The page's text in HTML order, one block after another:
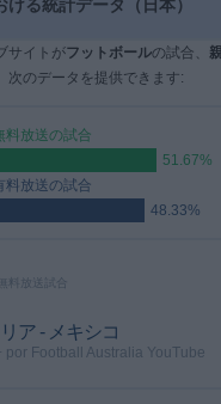
る統計データ（日本）
サイトがフットボールの試合、
次のデータを提供できます:
料放送の試合
51.67%
料放送の試合
48.33%
料放送試合
ア - メキシコ
Football Australia YouTube